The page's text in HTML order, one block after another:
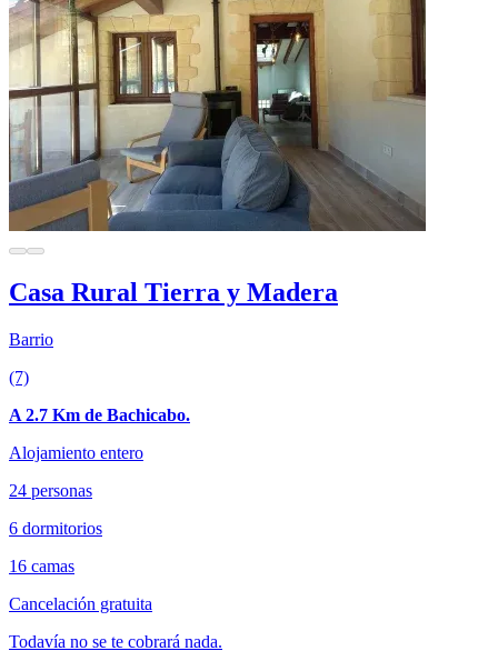
Casa Rural Tierra y Madera
Barrio
(7)
A 2.7 Km de Bachicabo.
Alojamiento entero
24 personas
6 dormitorios
16 camas
Cancelación gratuita
Todavía no se te cobrará nada.